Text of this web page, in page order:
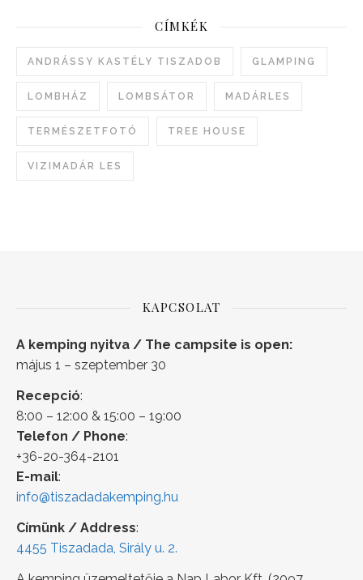
CÍMKÉK
ANDRÁSSY KASTÉLY TISZADOB GLAMPING
LOMBHÁZ LOMBSÁTOR MADÁRLES
TERMÉSZETFOTÓ TREE HOUSE
VIZIMADÁR LES
KAPCSOLAT
A kemping nyitva / The campsite is open:
május 1 – szeptember 30
Recepció:
8:00 – 12:00 & 15:00 – 19:00
Telefon / Phone:
+36-20-364-2101
E-mail:
info@tiszadadakemping.hu
Címünk / Address:
4455 Tiszadada, Sirály u. 2.